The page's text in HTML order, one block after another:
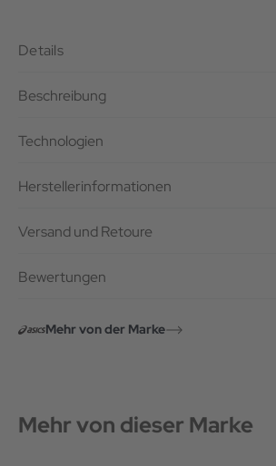
Details
Beschreibung
Technologien
Herstellerinformationen
Versand und Retoure
Bewertungen
Mehr von der Marke
Mehr von dieser Marke